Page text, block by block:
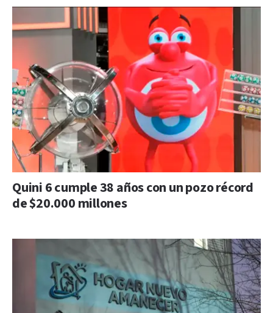
Quini 6 cumple 38 años con un pozo récord
de $20.000 millones